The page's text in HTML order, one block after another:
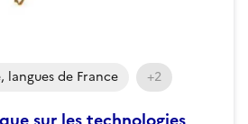
langues de France +2